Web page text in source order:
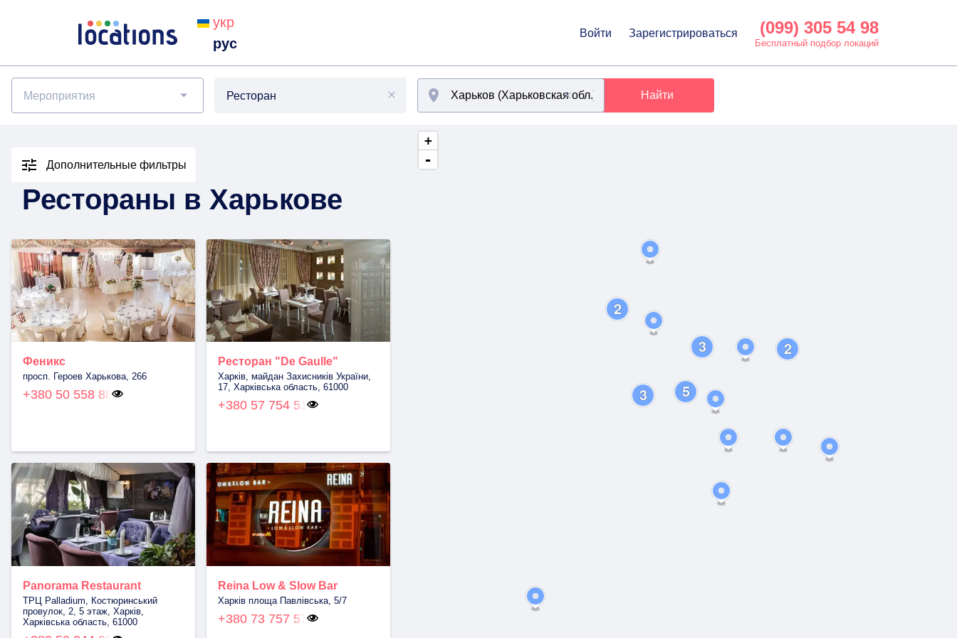
укр
рус
Войти Зарегистрироваться (099) 305 54 98
Бесплатный подбор локаций
Мероприятия Ресторан Найти
Дополнительные фильтры
Рестораны в Харькове
Феникс
просп. Героев Харькова, 266
+380 50 558 88
Ресторан "De Gaulle"
Харків, майдан Захисників України,
17, Харківська область, 61000
+380 57 754 51
Panorama Restaurant
ТРЦ Palladium, Костюринський
провулок, 2, 5 этаж, Харків,
Харківська область, 61000
Reina Low & Slow Bar
Харків площа Павлівська, 5/7
+380 73 757 57
3 5
2
3
2
+
-